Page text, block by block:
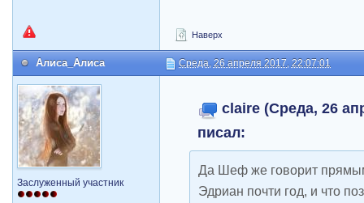
Наверх
Алиса_Алиса Среда, 26 апреля 2017, 22:07:01
Заслуженный участник
claire (Среда, 26
писал:
Да Шеф же говорит
Эдриан почти год, и что